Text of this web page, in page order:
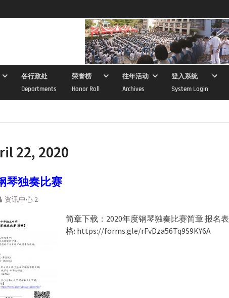
各行政处
Departments
荣誉榜
Honor Roll
往年活动
Archives
登入系统
System Login
22, 2020
琴独奏比赛
资讯中心 2
简章下载：2020年度钢琴独奏比赛简章 报名表
格: https://forms.gle/rFvDza56Tq9S9KY6A